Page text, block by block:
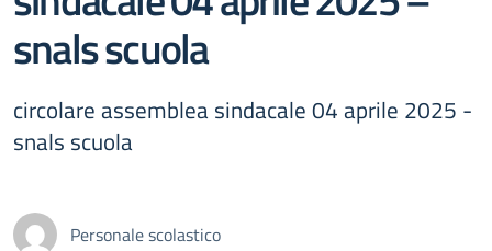
snals scuola
circolare assemblea sindacale 04 aprile 2025 -
snals scuola
Personale scolastico